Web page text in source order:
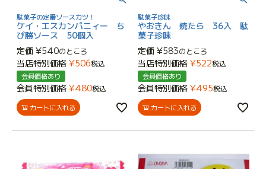
駄菓子の定番ソースカツ！
ケイ・エスカンパニィー ち
び勝ソース 50個入
定価 ¥540のところ
当店特別価格 ¥506税込
会員価格あり
会員特別価格 ¥480税込
カートに入れる
駄菓子珍味
やおきん 焼たら 36入 駄
菓子珍味
定価 ¥583のところ
当店特別価格 ¥522税込
会員価格あり
会員特別価格 ¥495税込
カートに入れる